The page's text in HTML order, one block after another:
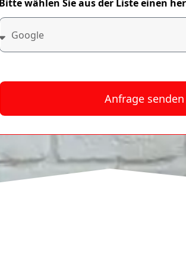
Bitte wählen Sie aus der Liste einen
Anfrage senden